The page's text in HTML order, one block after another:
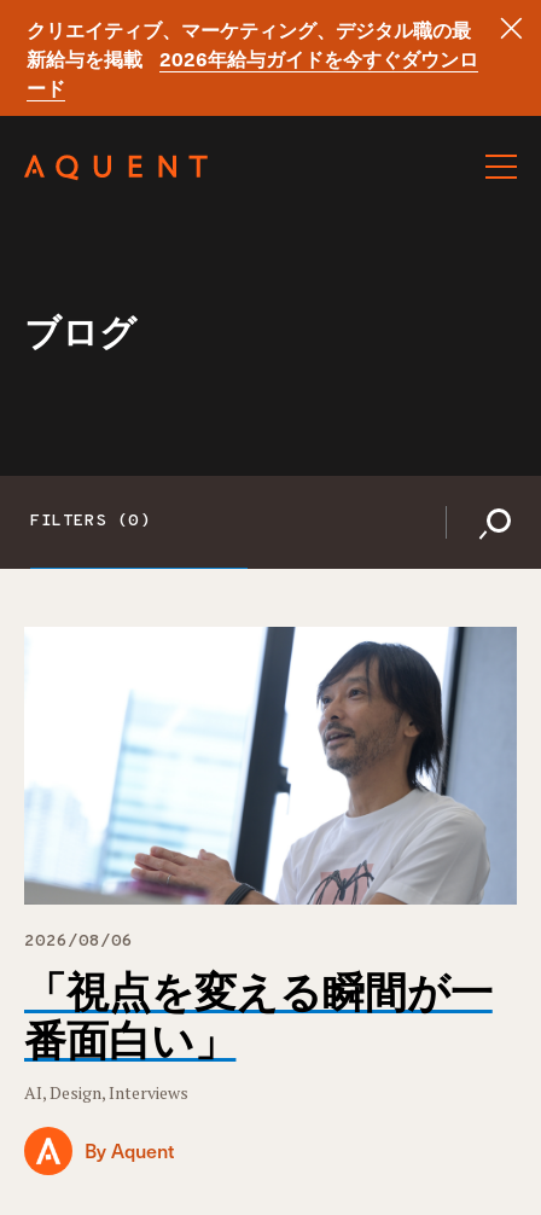
クリエイティブ、マーケティング、デジタル職の最
新給与を掲載
2026年給与ガイドを今すぐダウンロ
ード
ブログ
FILTERS (0)
2026/08/06
「視点を変える瞬間が一
番面白い」
AI, Design, Interviews
By Aquent